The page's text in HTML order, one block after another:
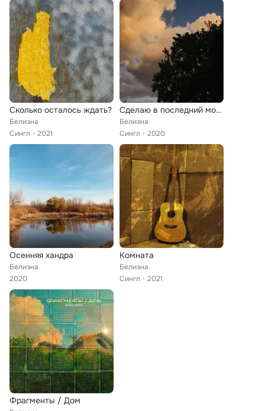
Сколько осталось ждать?
Белизна
Сингл
2021
Сделаю в последний момент
Белизна
Сингл
2020
Осенняя хандра
Белизна
2020
Комната
Белизна
Сингл
2021
Фрагменты / Дом